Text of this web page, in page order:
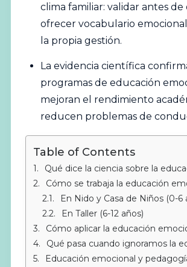
clima familiar: validar antes de
ofrecer vocabulario
la propia gestión.
La evidencia científica
programas de educación
mejoran el rendimiento
reducen problemas de
Table of Contents
Qué dice la ciencia sobre la
Cómo se trabaja la educación emocional en el
En Nido y Casa de Niños (0-6
En Taller (6-12 años)
Cómo aplicar la educación emocional en casa: 5
Qué pasa cuando ignoramos la
Educación emocional y pedagogía Montessori: